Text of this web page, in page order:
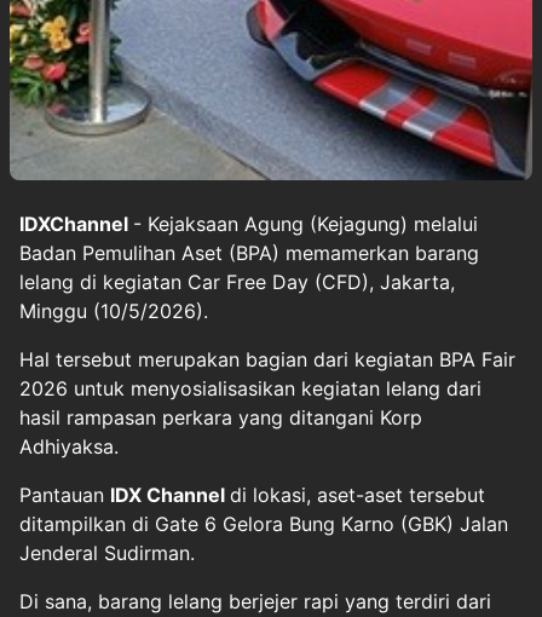
IDXChannel - Kejaksaan Agung (Kejagung) melalui
Badan Pemulihan Aset (BPA) memamerkan barang
lelang di kegiatan Car Free Day (CFD), Jakarta,
Minggu (10/5/2026).
Hal tersebut merupakan bagian dari kegiatan BPA Fair
2026 untuk menyosialisasikan kegiatan lelang dari
hasil rampasan perkara yang ditangani Korp
Adhiyaksa.
Pantauan IDX Channel di lokasi, aset-aset tersebut
ditampilkan di Gate 6 Gelora Bung Karno (GBK) Jalan
Jenderal Sudirman.
Di sana, barang lelang berjejer rapi yang terdiri dari